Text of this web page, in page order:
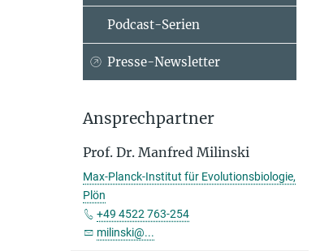
Podcast-Serien
Presse-Newsletter
Ansprechpartner
Prof. Dr. Manfred Milinski
Max-Planck-Institut für Evolutionsbiologie,
Plön
+49 4522 763-254
milinski@...